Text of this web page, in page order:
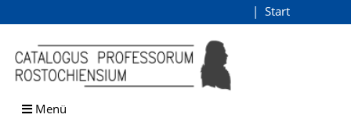
Browsen
direkt zum Inhalt
Start
Menü